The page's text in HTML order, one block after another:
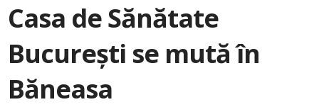
Casa de Sănătate
București se mută în
Băneasa